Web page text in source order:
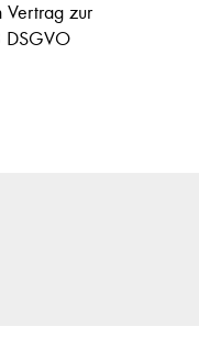
Vertrag zur
DSGVO